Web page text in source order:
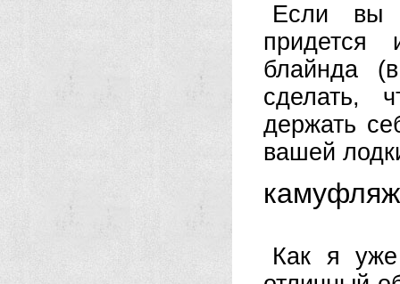
Если вы
придется
блайнда
сделать,
держать
вашей
камуфляж
Как я